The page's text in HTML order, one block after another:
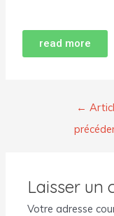
read more
←
Laisser un
Votre adresse